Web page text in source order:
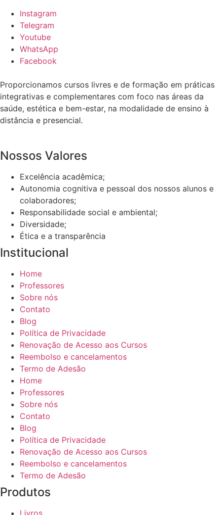
Instagram
Telegram
Youtube
WhatsApp
Facebook
Proporcionamos cursos livres e de formação em práticas
integrativas e complementares com foco nas áreas da
saúde, estética e bem-estar, na modalidade de ensino à
distância e presencial.
Nossos Valores
Excelência acadêmica;
Autonomia cognitiva e pessoal dos nossos alunos e
colaboradores;
Responsabilidade social e ambiental;
Diversidade;
Ética e a transparência
Institucional
Home
Professores
Sobre nós
Contato
Blog
Política de Privacidade
Renovação de Acesso aos Cursos
Reembolso e cancelamentos
Termo de Adesão
Home
Professores
Sobre nós
Contato
Blog
Política de Privacidade
Renovação de Acesso aos Cursos
Reembolso e cancelamentos
Termo de Adesão
Produtos
Livros